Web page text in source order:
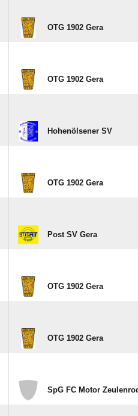
OTG 1902 Gera
OTG 1902 Gera
Hohenölsener SV
OTG 1902 Gera
Post SV Gera
OTG 1902 Gera
OTG 1902 Gera
SpG FC Motor